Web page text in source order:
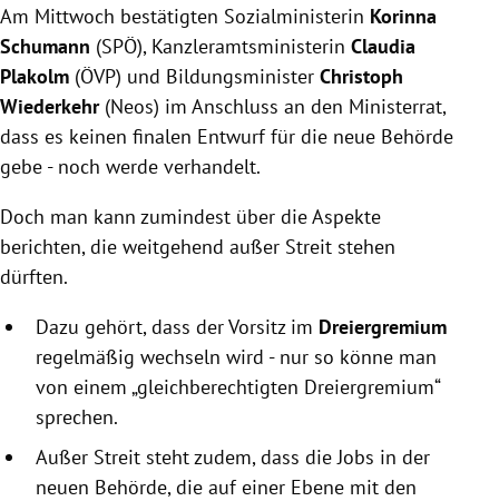
Am Mittwoch bestätigten Sozialministerin Korinna
Schumann (SPÖ), Kanzleramtsministerin Claudia
Plakolm (ÖVP) und Bildungsminister Christoph
Wiederkehr(Neos) im Anschluss an den Ministerrat,
dass es keinen finalen Entwurf für die neue Behörde
gebe - noch werde verhandelt.
Doch man kann zumindest über die Aspekte
berichten, die weitgehend außer Streit stehen
dürften.
Dazu gehört, dass der Vorsitz im Dreiergremium
regelmäßig wechseln wird - nur so könne man
von einem „gleichberechtigten Dreiergremium“
sprechen.
Außer Streit steht zudem, dass die Jobs in der
neuen Behörde, die auf einer Ebene mit den